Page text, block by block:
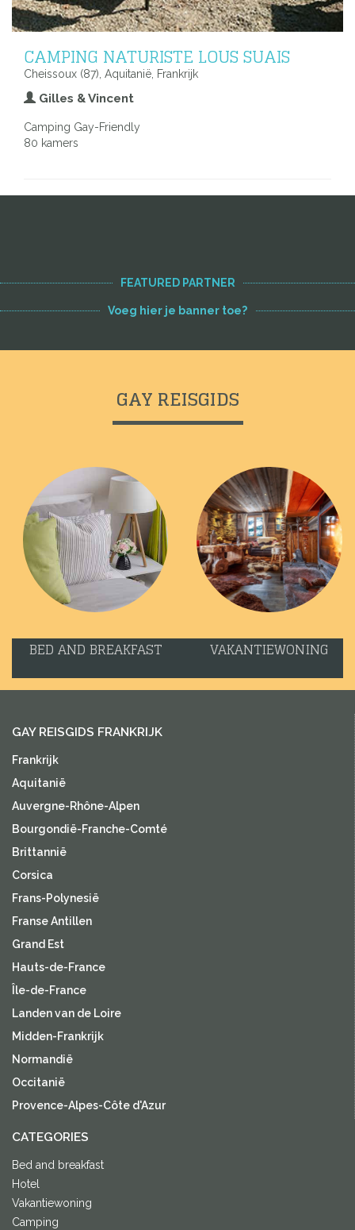
CAMPING NATURISTE LOUS SUAIS
Cheissoux (87), Aquitanië, Frankrijk
Gilles & Vincent
Camping Gay-Friendly
80 kamers
FEATURED PARTNER
Voeg hier je banner toe?
GAY REISGIDS
BED AND BREAKFAST VAKANTIEWONING
GAY REISGIDS FRANKRIJK
Frankrijk
Aquitanië
Auvergne-Rhône-Alpen
Bourgondië-Franche-Comté
Brittannië
Corsica
Frans-Polynesië
Franse Antillen
Grand Est
Hauts-de-France
Île-de-France
Landen van de Loire
Midden-Frankrijk
Normandië
Occitanië
Provence-Alpes-Côte d'Azur
CATEGORIES
Bed and breakfast
Hotel
Vakantiewoning
Camping